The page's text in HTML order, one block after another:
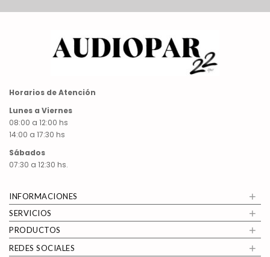
Horarios de Atención
Lunes a Viernes
08:00 a 12:00 hs
14:00 a 17:30 hs
Sábados
07:30 a 12:30 hs.
INFORMACIONES +
SERVICIOS +
PRODUCTOS +
REDES SOCIALES +